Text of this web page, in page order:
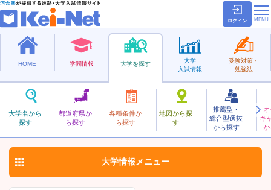
ログイン
HOME 学問情報 大学を探す
大学名から
探す
都道府県か
ら探す
各種条件か
ら探す
地図から探
す
推薦型・
総合型選抜
から探す
キ
か
大学
入試情報
受験対策・
勉強法
私立
あいちがくせん
愛知学泉大学 お気に入り
大学情報 メニュー